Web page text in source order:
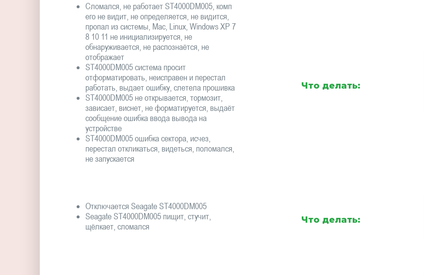
Сломался, не работает ST4000DM005, комп
его не видит, не определяется, не видится,
пропал из системы, Mac, Linux, Windows XP 7
8 10 11 не инициализируется, не
обнаруживается, не распознаётся, не
отображает
ST4000DM005 система просит
отформатировать, неисправен и перестал
работать, выдает ошибку, слетела прошивка
ST4000DM005 не открывается, тормозит,
зависает, виснет, не форматируется, выдаёт
сообщение ошибка ввода вывода на
устройстве
ST4000DM005 ошибка сектора, исчез,
перестал откликаться, видеться, поломался,
не запускается
Что делать:
Отключается Seagate ST4000DM005
Seagate ST4000DM005 пищит, стучит,
щёлкает, сломался
Что делать: